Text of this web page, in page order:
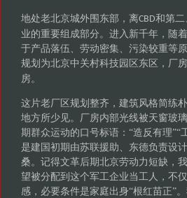
地处老北京城外围东部，离CBD和第二
业的重要组成部分。进入新千年，随
于产品落伍、劳动密集、污染较重等
规划为北京中关村科技园区东区，厂
房。
这片老厂区规划整齐，建筑风格简练
地方所少见。厂房内部光线被天窗玻
期群众运动的口号标语： “造反有理”“
是建国初期由苏联援助、东德负责设
桑。记得文革后期北京劳动力短缺，
望被分配到这个军工企业当工人，不
感，必要条件是家庭出身“根红苗正”